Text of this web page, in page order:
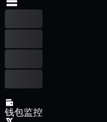
钱包监控